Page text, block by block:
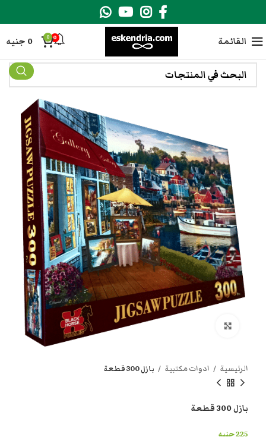
القائمة 0
0
0 جنيه
الرئيسية ادوات مكتبية بازل 300 قطعة
بازل 300 قطعة
225جنيه